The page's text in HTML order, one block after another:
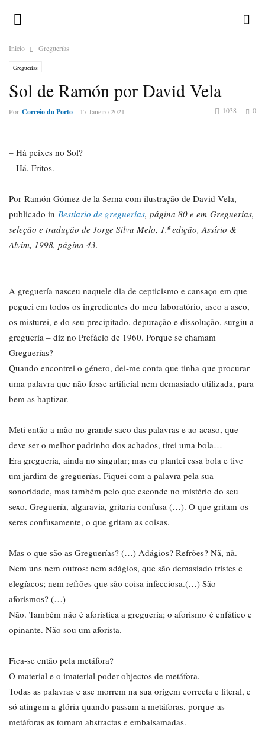
Inicio Greguerías
Greguerías
Sol de Ramón por David Vela
Por Correio do Porto- 17 Janeiro 2021 0
1038
– Há peixes no Sol?
– Há. Fritos.
Por Ramón Gómez de la Serna com ilustração de David Vela,
publicado in Bestiario de greguerías, página 80 e em Greguerías,
seleção e tradução de Jorge Silva Melo, 1.ª edição, Assírio &
Alvim, 1998, página 43.
A greguería nasceu naquele dia de cepticismo e cansaço em que
peguei em todos os ingredientes do meu laboratório, asco a asco,
os misturei, e do seu precipitado, depuração e dissolução, surgiu a
greguería – diz no Prefácio de 1960. Porque se chamam
Greguerías?
Quando encontrei o género, dei-me conta que tinha que procurar
uma palavra que não fosse artificial nem demasiado utilizada, para
bem as baptizar.
Meti então a mão no grande saco das palavras e ao acaso, que
deve ser o melhor padrinho dos achados, tirei uma bola…
Era greguería, ainda no singular; mas eu plantei essa bola e tive
um jardim de greguerías. Fiquei com a palavra pela sua
sonoridade, mas também pelo que esconde no mistério do seu
sexo. Greguería, algaravia, gritaria confusa (…). O que gritam os
seres confusamente, o que gritam as coisas.
Mas o que são as Greguerías? (…) Adágios? Refrões? Nã, nã.
Nem uns nem outros: nem adágios, que são demasiado tristes e
elegíacos; nem refrões que são coisa infecciosa.(…) São
aforismos? (…)
Não. Também não é aforística a greguería; o aforismo é enfático e
opinante. Não sou um aforista.
Fica-se então pela metáfora?
O material e o imaterial poder objectos de metáfora.
Todas as palavras e ase morrem na sua origem correcta e literal, e
só atingem a glória quando passam a metáforas, porque as
metáforas as tornam abstractas e embalsamadas.